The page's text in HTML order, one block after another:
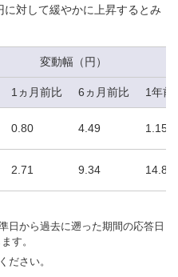
対して緩やかに上昇するとみ
変動幅（円）
1ヵ月前比 6ヵ月前比 1年前
0.80 4.49 1.15
2.71 9.34 14.84
日から過去に遡った期間の応答日
す。
ださい。